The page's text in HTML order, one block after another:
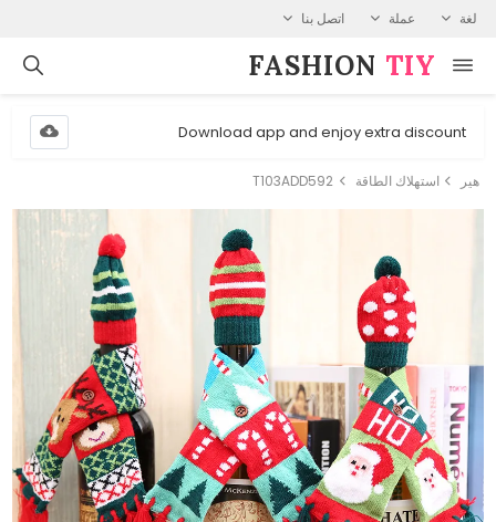
لغة عملة اتصل بنا
FASHION⁠ TIY
Download app and enjoy extra discount
هير استهلاك الطاقة T103ADD592